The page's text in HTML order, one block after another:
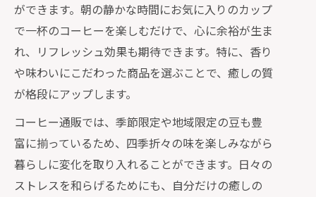
ができます。朝の静かな時間にお気に入りのカップ
で一杯のコーヒーを楽しむだけで、心に余裕が生ま
れ、リフレッシュ効果も期待できます。特に、香り
や味わいにこだわった商品を選ぶことで、癒しの質
が格段にアップします。
コーヒー通販では、季節限定や地域限定の豆も豊
富に揃っているため、四季折々の味を楽しみながら
暮らしに変化を取り入れることができます。日々の
ストレスを和らげるためにも、自分だけの癒しの